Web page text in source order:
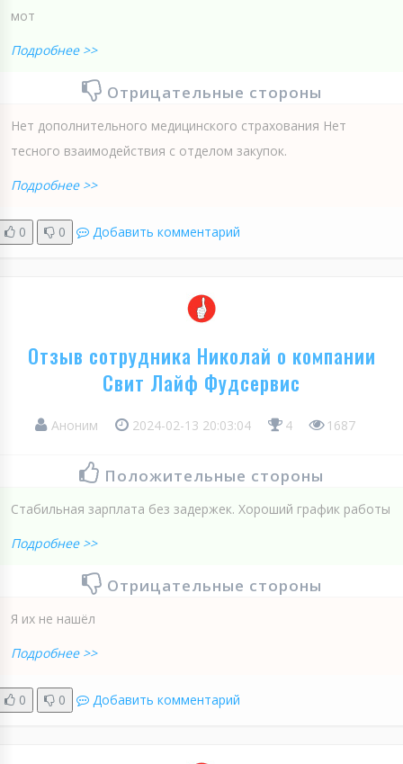
мот
Подробнее >>
Отрицательные стороны
Нет дополнительного медицинского страхования Нет
тесного взаимодействия с отделом закупок.
Подробнее >>
0 0 Добавить комментарий
Отзыв сотрудника Николай о компании
Свит Лайф Фудсервис
Аноним 2024-02-13 20:03:04 4 1687
Положительные стороны
Стабильная зарплата без задержек. Хороший график работы
Подробнее >>
Отрицательные стороны
Я их не нашёл
Подробнее >>
0 0 Добавить комментарий